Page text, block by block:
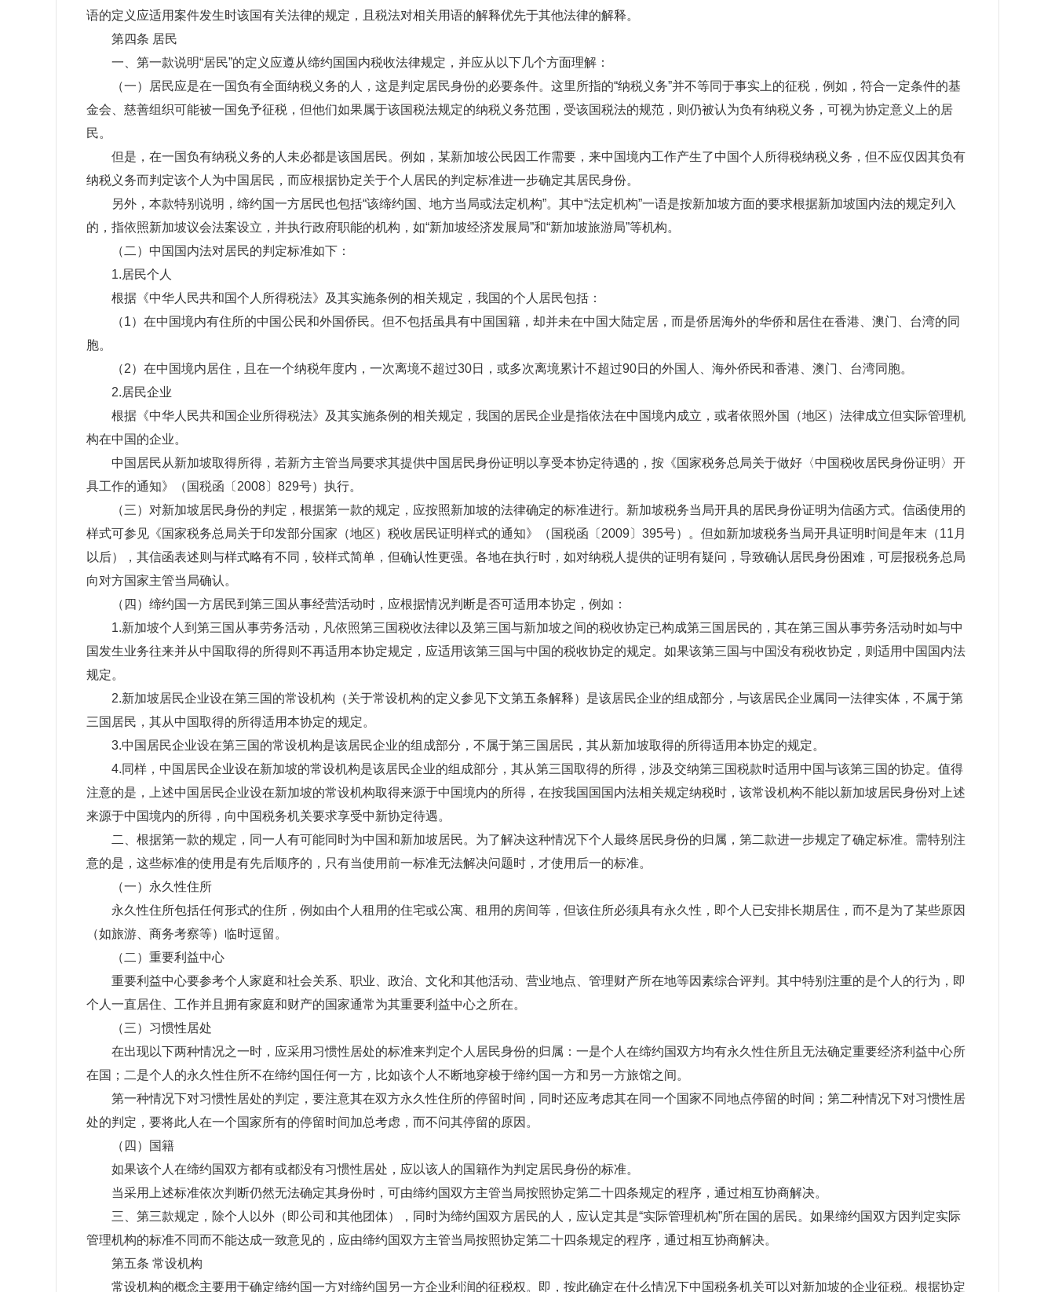
语的定义应适用案件发生时该国有关法律的规定，且税法对相关用语的解释优先于其他法律的解释。
第四条 居民
一、第一款说明“居民”的定义应遵从缔约国国内税收法律规定，并应从以下几个方面理解：
（一）居民应是在一国负有全面纳税义务的人，这是判定居民身份的必要条件。这里所指的“纳税义务”并不等同于事实上的征税，例如，符合一定条件的基
金会、慈善组织可能被一国免予征税，但他们如果属于该国税法规定的纳税义务范围，受该国税法的规范，则仍被认为负有纳税义务，可视为协定意义上的居
民。
但是，在一国负有纳税义务的人未必都是该国居民。例如，某新加坡公民因工作需要，来中国境内工作产生了中国个人所得税纳税义务，但不应仅因其负有
纳税义务而判定该个人为中国居民，而应根据协定关于个人居民的判定标准进一步确定其居民身份。
另外，本款特别说明，缔约国一方居民也包括“该缔约国、地方当局或法定机构”。其中“法定机构”一语是按新加坡方面的要求根据新加坡国内法的规定列入
的，指依照新加坡议会法案设立，并执行政府职能的机构，如“新加坡经济发展局”和“新加坡旅游局”等机构。
（二）中国国内法对居民的判定标准如下：
1.居民个人
根据《中华人民共和国个人所得税法》及其实施条例的相关规定，我国的个人居民包括：
（1）在中国境内有住所的中国公民和外国侨民。但不包括虽具有中国国籍，却并未在中国大陆定居，而是侨居海外的华侨和居住在香港、澳门、台湾的同
胞。
（2）在中国境内居住，且在一个纳税年度内，一次离境不超过30日，或多次离境累计不超过90日的外国人、海外侨民和香港、澳门、台湾同胞。
2.居民企业
根据《中华人民共和国企业所得税法》及其实施条例的相关规定，我国的居民企业是指依法在中国境内成立，或者依照外国（地区）法律成立但实际管理机
构在中国的企业。
中国居民从新加坡取得所得，若新方主管当局要求其提供中国居民身份证明以享受本协定待遇的，按《国家税务总局关于做好〈中国税收居民身份证明〉开
具工作的通知》（国税函〔2008〕829号）执行。
（三）对新加坡居民身份的判定，根据第一款的规定，应按照新加坡的法律确定的标准进行。新加坡税务当局开具的居民身份证明为信函方式。信函使用的
样式可参见《国家税务总局关于印发部分国家（地区）税收居民证明样式的通知》（国税函〔2009〕395号）。但如新加坡税务当局开具证明时间是年末（11月
以后），其信函表述则与样式略有不同，较样式简单，但确认性更强。各地在执行时，如对纳税人提供的证明有疑问，导致确认居民身份困难，可层报税务总局
向对方国家主管当局确认。
（四）缔约国一方居民到第三国从事经营活动时，应根据情况判断是否可适用本协定，例如：
1.新加坡个人到第三国从事劳务活动，凡依照第三国税收法律以及第三国与新加坡之间的税收协定已构成第三国居民的，其在第三国从事劳务活动时如与中
国发生业务往来并从中国取得的所得则不再适用本协定规定，应适用该第三国与中国的税收协定的规定。如果该第三国与中国没有税收协定，则适用中国国内法
规定。
2.新加坡居民企业设在第三国的常设机构（关于常设机构的定义参见下文第五条解释）是该居民企业的组成部分，与该居民企业属同一法律实体，不属于第
三国居民，其从中国取得的所得适用本协定的规定。
3.中国居民企业设在第三国的常设机构是该居民企业的组成部分，不属于第三国居民，其从新加坡取得的所得适用本协定的规定。
4.同样，中国居民企业设在新加坡的常设机构是该居民企业的组成部分，其从第三国取得的所得，涉及交纳第三国税款时适用中国与该第三国的协定。值得
注意的是，上述中国居民企业设在新加坡的常设机构取得来源于中国境内的所得，在按我国国国内法相关规定纳税时，该常设机构不能以新加坡居民身份对上述
来源于中国境内的所得，向中国税务机关要求享受中新协定待遇。
二、根据第一款的规定，同一人有可能同时为中国和新加坡居民。为了解决这种情况下个人最终居民身份的归属，第二款进一步规定了确定标准。需特别注
意的是，这些标准的使用是有先后顺序的，只有当使用前一标准无法解决问题时，才使用后一的标准。
（一）永久性住所
永久性住所包括任何形式的住所，例如由个人租用的住宅或公寓、租用的房间等，但该住所必须具有永久性，即个人已安排长期居住，而不是为了某些原因
（如旅游、商务考察等）临时逗留。
（二）重要利益中心
重要利益中心要参考个人家庭和社会关系、职业、政治、文化和其他活动、营业地点、管理财产所在地等因素综合评判。其中特别注重的是个人的行为，即
个人一直居住、工作并且拥有家庭和财产的国家通常为其重要利益中心之所在。
（三）习惯性居处
在出现以下两种情况之一时，应采用习惯性居处的标准来判定个人居民身份的归属：一是个人在缔约国双方均有永久性住所且无法确定重要经济利益中心所
在国；二是个人的永久性住所不在缔约国任何一方，比如该个人不断地穿梭于缔约国一方和另一方旅馆之间。
第一种情况下对习惯性居处的判定，要注意其在双方永久性住所的停留时间，同时还应考虑其在同一个国家不同地点停留的时间；第二种情况下对习惯性居
处的判定，要将此人在一个国家所有的停留时间加总考虑，而不问其停留的原因。
（四）国籍
如果该个人在缔约国双方都有或都没有习惯性居处，应以该人的国籍作为判定居民身份的标准。
当采用上述标准依次判断仍然无法确定其身份时，可由缔约国双方主管当局按照协定第二十四条规定的程序，通过相互协商解决。
三、第三款规定，除个人以外（即公司和其他团体），同时为缔约国双方居民的人，应认定其是“实际管理机构”所在国的居民。如果缔约国双方因判定实际
管理机构的标准不同而不能达成一致意见的，应由缔约国双方主管当局按照协定第二十四条规定的程序，通过相互协商解决。
第五条 常设机构
常设机构的概念主要用于确定缔约国一方对缔约国另一方企业利润的征税权。即，按此确定在什么情况下中国税务机关可以对新加坡的企业征税。根据协定